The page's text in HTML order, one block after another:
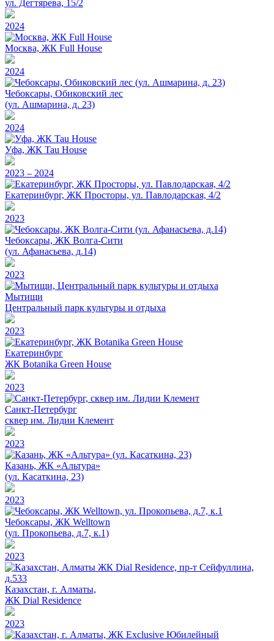
ул. Дегтярева, 15/2
2024
Москва, ЖК Full House
2024
Чебоксары, Обиковский лес
(ул. Ашмарина, д. 23)
2024
Уфа, ЖК Tau House
2023 – 2024
Екатеринбург, ЖК Просторы, ул. Павлодарская, 4/2
2023
Чебоксары, ЖК Волга-Сити
(ул. Афанасьева, д.14)
2023
Мытищи
Центральный парк культуры и отдыха
2023
Екатеринбург
ЖК Botanika Green House
2023
Санкт-Петербург
сквер им. Лидии Клемент
2023
Казань, ЖК «Альтура»
(ул. Касаткина, 23)
2023
Чебоксары, ЖК Welltown
(ул. Прокопьева, д.7, к.1)
2023
Казахстан, г. Алматы,
ЖК Dial Residence
2023